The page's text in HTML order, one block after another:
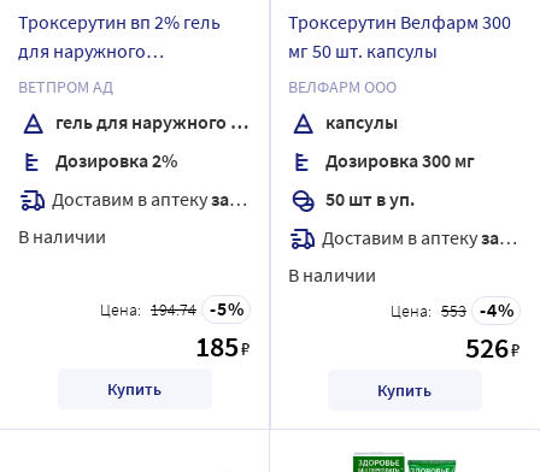
Троксерутин вп 2% гель
для наружного
применения 50 гр
ВЕТПРОМ АД
гель для наружного применения
Дозировка 2%
Доставим в аптекузавтра
В наличии
Цена: 194.74 5
185₽
Купить
Троксерутин Велфарм 300
мг 50 шт. капсулы
ВЕЛФАРМ ООО
капсулы
Дозировка 300 мг
50 шт в уп.
Доставим в аптекузавтра
В наличии
Цена: 553 4
526₽
Купить